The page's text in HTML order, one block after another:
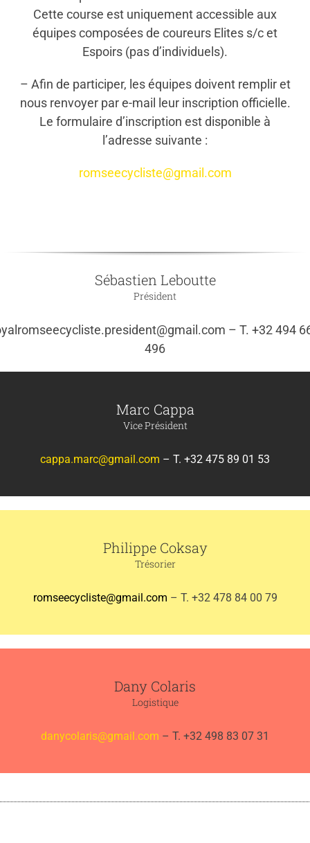
Cette course est uniquement accessible aux
équipes composées de coureurs Elites s/c et
Espoirs (pas d’individuels).
– Afin de participer, les équipes doivent remplir et
nous renvoyer par e-mail leur inscription officielle.
Le formulaire d’inscription est disponible à
l’adresse suivante :
romseecycliste@gmail.com
Sébastien Leboutte
Président
– T. +32 494
496
Marc Cappa
Vice Président
cappa.marc@gmail.com – T. +32 475 89 01 53
Philippe Coksay
Trésorier
romseecycliste@gmail.com – T. +32 478 84 00 79
Dany Colaris
Logistique
danycolaris@gmail.com – T. +32 498 83 07 31